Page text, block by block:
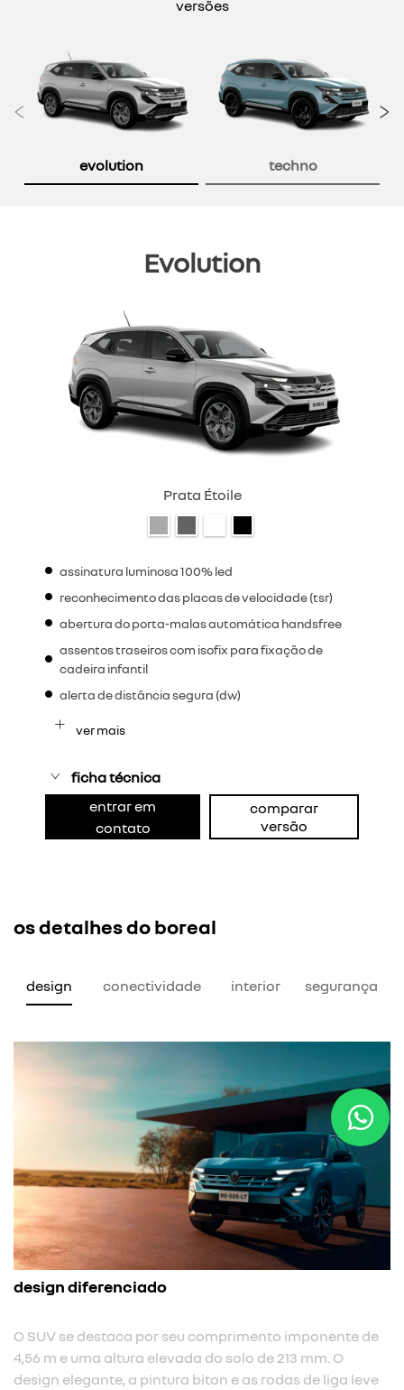
versões
evolution techno
Anterior
Evolution
Prata Étoile
assinatura luminosa 100% led
reconhecimento das placas de velocidade (tsr)
abertura do porta-malas automática handsfree
assentos traseiros com isofix para fixação de
cadeira infantil
alerta de distância segura (dw)
ver mais
ficha técnica
entrar em
contato
comparar
versão
os detalhes do boreal
design conectividade interior segurança
de
O
liga leve
assinatura luminosa em full led
Assinatura luminosa em full LED com
previousnext